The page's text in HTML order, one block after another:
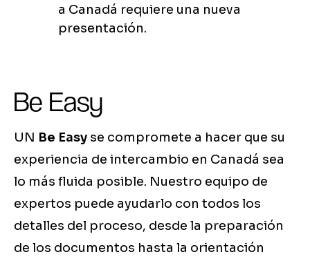
a Canadá requiere una nueva
presentación.
Be Easy
UN Be Easy se compromete a hacer que su
experiencia de intercambio en Canadá sea
lo más fluida posible. Nuestro equipo de
expertos puede ayudarlo con todos los
detalles del proceso, desde la preparación
de los documentos hasta la orientación